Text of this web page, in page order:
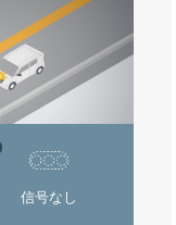
信号なし